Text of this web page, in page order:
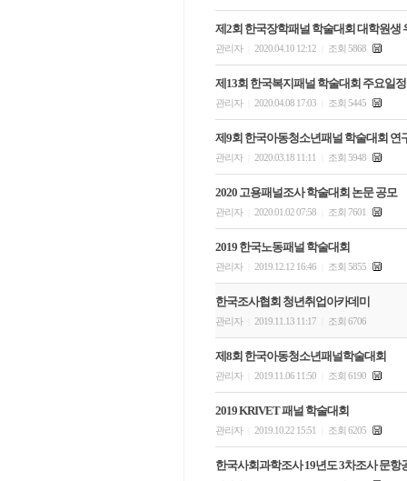
제2회 한국장학패널 학술대회 대학원생
관리자 2020.04.10 12:12 조회 5868
제13회 한국복지패널 학술대회 주요일
관리자 2020.04.08 17:03 조회 5445
제9회 한국아동청소년패널 학술대회 연
관리자 2020.03.18 11:11 조회 5948
2020 고용패널조사 학술대회 논문 공모
관리자 2020.01.02 07:58 조회 7601
2019 한국노동패널 학술대회
관리자 2019.12.12 16:46 조회 5855
한국조사협회 청년취업아카데미
관리자 2019.11.13 11:17 조회 6706
제8회 한국아동청소년패널학술대회
관리자 2019.11.06 11:50 조회 6190
2019 KRIVET 패널 학술대회
관리자 2019.10.22 15:51 조회 6205
한국사회과학조사 19년도 3차조사 문항